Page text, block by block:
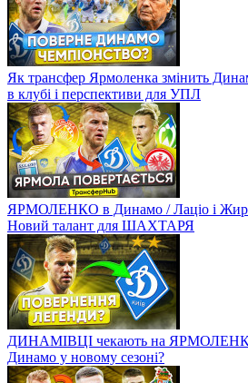
Як трансфер Ярмоленка змінить
в клубі і перспективи для УПЛ
ЯРМОЛЕНКО в Динамо / Лаціо і
Новий талант для ШАХТАРЯ
ДИНАМІВЦІ чекають на ЯРМОЛЕНКА
Динамо у новому сезоні?